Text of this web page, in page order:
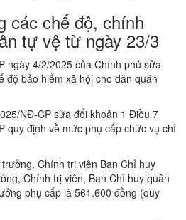
các chế độ, chính
tự vệ từ ngày 23/3
ngày 4/2/2025 của Chính phủ sửa
độ bảo hiểm xã hội cho dân quân
NĐ-CP sửa đổi khoản 1 Điều 7
quy định về mức phụ cấp chức vụ chỉ
Chính trị viên Ban Chỉ huy
Chính trị viên, Ban Chỉ huy quân
phụ cấp là 561.600 đồng (quy